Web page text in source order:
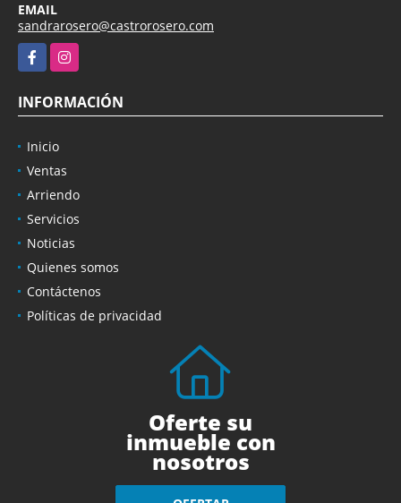
EMAIL
sandrarosero@castrorosero.com
FacebookInstagram
INFORMACIÓN
Inicio
Ventas
Arriendo
Servicios
Noticias
Quienes somos
Contáctenos
Políticas de privacidad
Oferte su
inmueble con
nosotros